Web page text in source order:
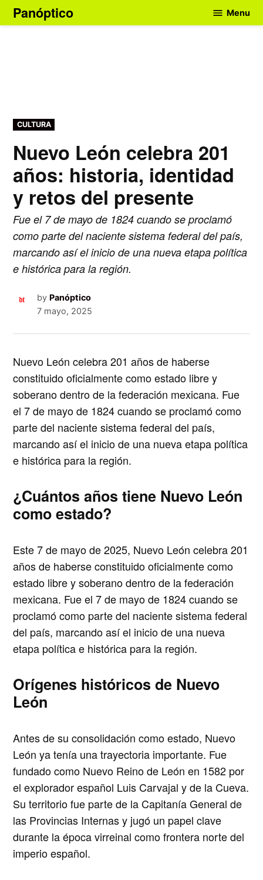
Skip
to
Panóptico Menu
POSTED
IN
CULTURA
Nuevo León celebra 201
años: historia, identidad
y retos del presente
Fue el 7 de mayo de 1824 cuando se proclamó
como parte del naciente sistema federal del país,
marcando así el inicio de una nueva etapa política
e histórica para la región.
by Panóptico
7 mayo, 2025
Nuevo León celebra 201 añosde haberse
constituido oficialmente comoestado libre y
soberanodentro de la federación mexicana. Fue
el7 de mayo de 1824cuando se proclamó como
parte del naciente sistema federal del país,
marcando así el inicio de una nueva etapa política
e histórica para la región.
¿Cuántos años tiene Nuevo León
como estado?
Este 7 de mayo de 2025, Nuevo León celebra 201
añosde haberse constituido oficialmente como
estado libre y soberanodentro de la federación
mexicana. Fue el7 de mayo de 1824cuando se
proclamó como parte del naciente sistema federal
del país, marcando así el inicio de una nueva
etapa política e histórica para la región.
Orígenes históricos de Nuevo
León
Antes de su consolidación como estado, Nuevo
León ya tenía una trayectoria importante. Fue
fundado como Nuevo Reino de León en 1582 por
el explorador español Luis Carvajal y de la Cueva.
Su territorio fue parte de la Capitanía General de
las Provincias Internas y jugó un papel clave
durante la época virreinal como frontera norte del
imperio español.